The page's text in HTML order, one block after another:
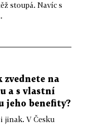
stoupá. Navíc s
zvednete na
a s vlastní
jeho benefity?
jinak. V Česku